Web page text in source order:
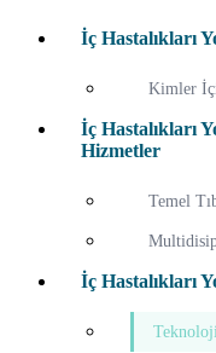
İç Hastalıkları
Kimler
İç Hastalıkları
Hizmetler
Temel
İç Hastalıkları